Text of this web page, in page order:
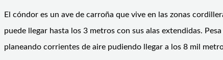
El cóndor es un ave de carroña que vive en las zonas
puede llegar hasta los 3 metros con sus alas extendidas.
planeando corrientes de aire pudiendo llegar a los 8 mil